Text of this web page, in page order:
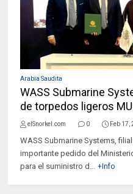
Arabia Saudita
WASS Submarine
de torpedos ligeros
elSnorkel.com 0 Feb 17,
WASS Submarine Systems,
importante pedido del
para el suministro d... +Info